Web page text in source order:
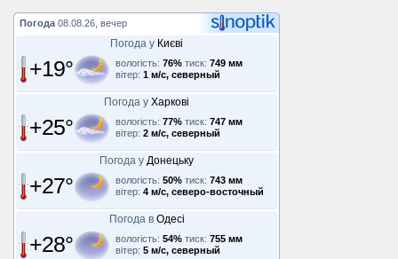
Погода 08.08.26, вечер
Погода у Києві
+19° вологість: 76% тиск: 749 мм
вітер: 1 м/с, северный
Погода у Харкові
+25° вологість: 77% тиск: 747 мм
вітер: 2 м/с, северный
Погода у Донецьку
+27° вологість: 50% тиск: 743 мм
вітер: 4 м/с, северо-восточный
Погода в Одесі
+28° вологість: 54% тиск: 755 мм
вітер: 5 м/с, северный